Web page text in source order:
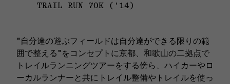
TRAIL RUN 70K ('14)
"自分達の遊ぶフィールドは自分達ができる限りの範
囲で整える"をコンセプトに京都、和歌山の二拠点で
トレイルランニングツアーをする傍ら、ハイカーやロ
ーカルランナーと共にトレイル整備やトレイルを使っ